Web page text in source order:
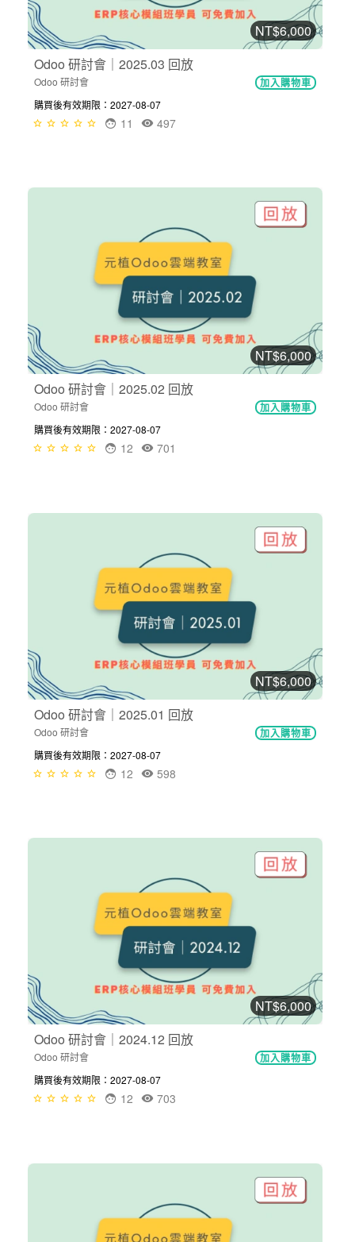
NT$6,000
Odoo 研討會｜2025.03 回放
Odoo 研討會 加入購物車
購買後有效期限：2027-08-07
497
11
NT$6,000
Odoo 研討會｜2025.02 回放
Odoo 研討會 加入購物車
購買後有效期限：2027-08-07
701
12
NT$6,000
Odoo 研討會｜2025.01 回放
Odoo 研討會 加入購物車
購買後有效期限：2027-08-07
598
12
NT$6,000
Odoo 研討會｜2024.12 回放
Odoo 研討會 加入購物車
購買後有效期限：2027-08-07
703
12